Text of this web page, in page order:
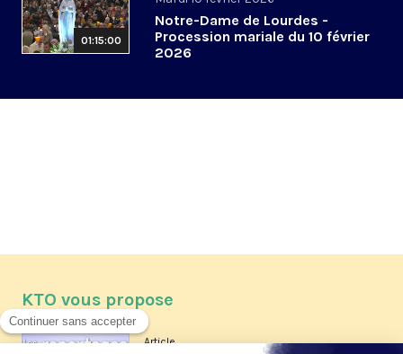
01:15:00
Notre-Dame de Lourdes -
Procession mariale du 10 février
2026
KTO vous propose
Article